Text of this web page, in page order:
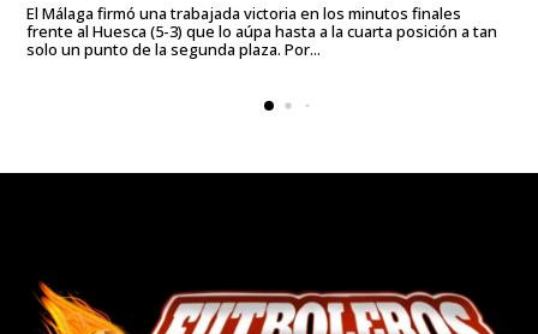
El Málaga firmó una trabajada victoria en los minutos finales
frente al Huesca (5-3) que lo aúpa hasta a la cuarta posición a tan
solo un punto de la segunda plaza. Por...